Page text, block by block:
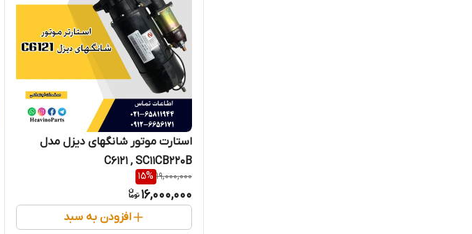
استارت موتور شانگهای دیزل مدل
C6121 , SC11CB220B
19,000,000
15%
16,000,000
افزودن به سبد